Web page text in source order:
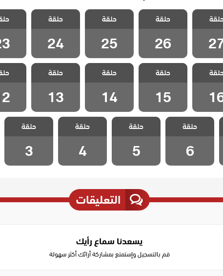
فيلينتا
الثانى
27
مسلسل فيلينتا
الموسم الثانى
الحلقة 26
حلقة
26
مسلسل فيلينتا
الموسم الثانى
الحلقة 25
حلقة
25
مسلسل فيلينتا
الموسم الثانى
الحلقة 24
حلقة
24
مسلسل
فيلينتا
الثانى
16
مسلسل فيلينتا
الموسم الثانى
الحلقة 15
حلقة
15
مسلسل فيلينتا
الموسم الثانى
الحلقة 14
حلقة
14
مسلسل فيلينتا
الموسم الثانى
الحلقة 13
حلقة
13
مسلسل
مسلسل فيلينتا
الموسم الثانى
الحلقة 6
حلقة
6
مسلسل فيلينتا
الموسم الثانى
الحلقة 5
حلقة
5
مسلسل فيلينتا
الموسم الثانى
الحلقة 4
حلقة
4
مسلسل فيلينتا
الموسم الثانى
الحلقة 3
حلقة
3
التعليقات
يسعدنا سماع رأيك
قم بالتسجيل وإستمتع بمشاركة أرائك أكثر سهولة